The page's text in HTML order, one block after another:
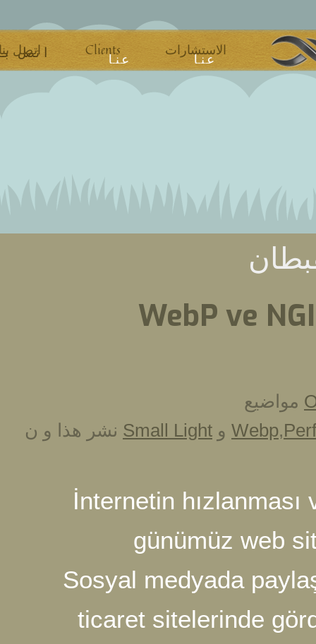
الاستشارات Clients اتصل بنا
WebP
وSmall Lightنشر هذا و ن
İnternetin
günümüz
Sosyal medyada
ticaret